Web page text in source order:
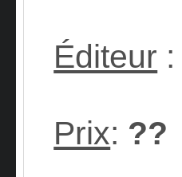
Éditeur :
Prix: ??